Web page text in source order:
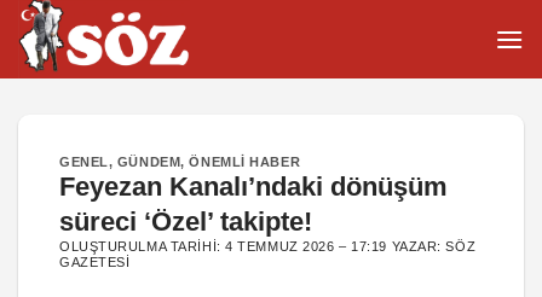
İçeriğe
atla
GENEL, GÜNDEM,ÖNEMLI HABER
Feyezan Kanalı’ndaki dönüşüm
süreci ‘Özel’ takipte!
OLUŞTURULMA TARIHI:4 TEMMUZ 2026 – 17:19 YAZAR:SÖZ
GAZETESI